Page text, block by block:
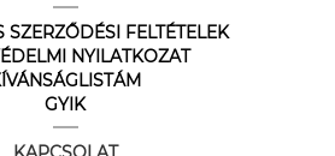
SZERZŐDÉSI FELTÉTELEK
NYILATKOZAT
GYIK